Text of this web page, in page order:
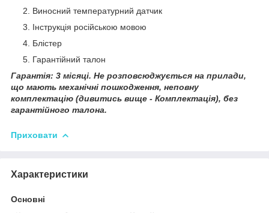
Виносний температурний датчик
Інструкція російською мовою
Блістер
Гарантійний талон
Гарантія: 3 місяці. Не розповсюджується на прилади,
що мають механічні пошкодження, неповну
комплектацію (дивитись вище - Комплектація), без
гарантійного талона.
Приховати
Характеристики
Основні